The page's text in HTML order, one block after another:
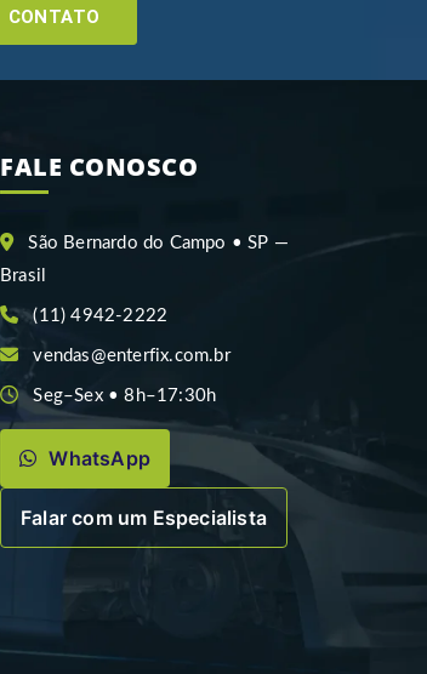
CONTATO
FALE CONOSCO
São Bernardo do Campo • SP —
Brasil
(11) 4942-2222
vendas@enterfix.com.br
Seg–Sex • 8h–17:30h
WhatsApp
Falar com um Especialista